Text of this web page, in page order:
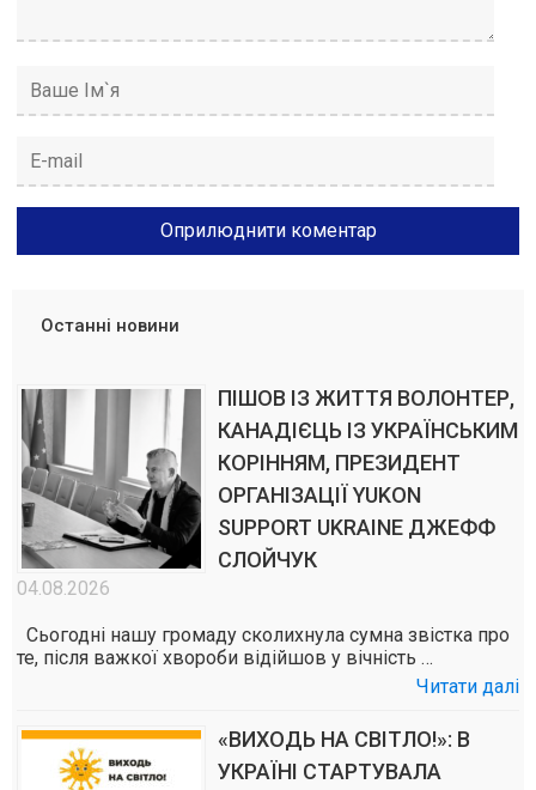
Останні новини
ПІШОВ ІЗ ЖИТТЯ ВОЛОНТЕР,
КАНАДІЄЦЬ ІЗ УКРАЇНСЬКИМ
КОРІННЯМ, ПРЕЗИДЕНТ
ОРГАНІЗАЦІЇ YUKON
SUPPORT UKRAINE ДЖЕФФ
СЛОЙЧУК
04.08.2026
Сьогодні нашу громаду сколихнула сумна звістка про
те, після важкої хвороби відійшов у вічність …
Читати далі
«ВИХОДЬ НА СВІТЛО!»: В
УКРАЇНІ СТАРТУВАЛА